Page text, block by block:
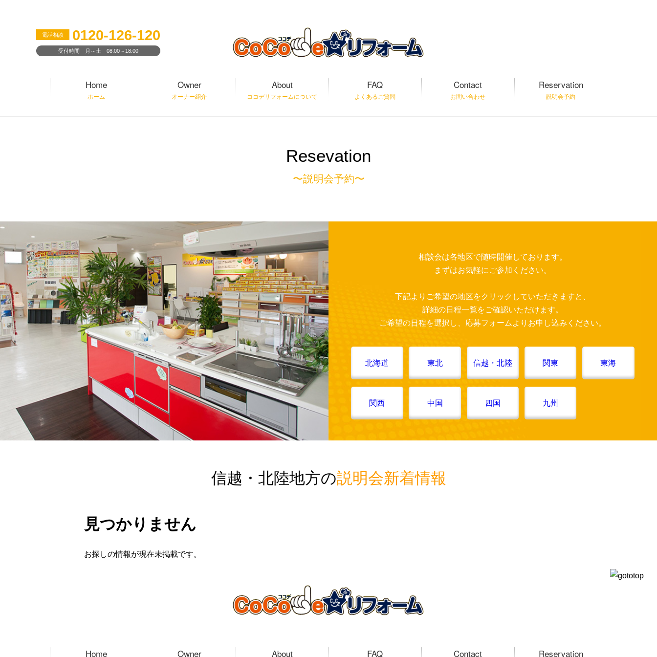
Home
ホーム
Owner
オーナー紹介
About
ココデリフォームについて
FAQ
よくあるご質問
Contact
お問い合わせ
Reservation
説明会予約
電話相談 0120-126-120
受付時間 月～土 08:00～18:00
Resevation
〜説明会予約〜
相談会は各地区で随時開催しております。
まずはお気軽にご参加ください。
下記よりご希望の地区をクリックしていただきますと、
詳細の日程一覧をご確認いただけます。
ご希望の日程を選択し、応募フォームよりお申し込みください。
北海道 東北 信越・北陸 関東 東海
関西 中国 四国 九州
信越・北陸地方の説明会新着情報
見つかりません
お探しの情報が現在未掲載です。
Home Owner About FAQ Contact Reservation